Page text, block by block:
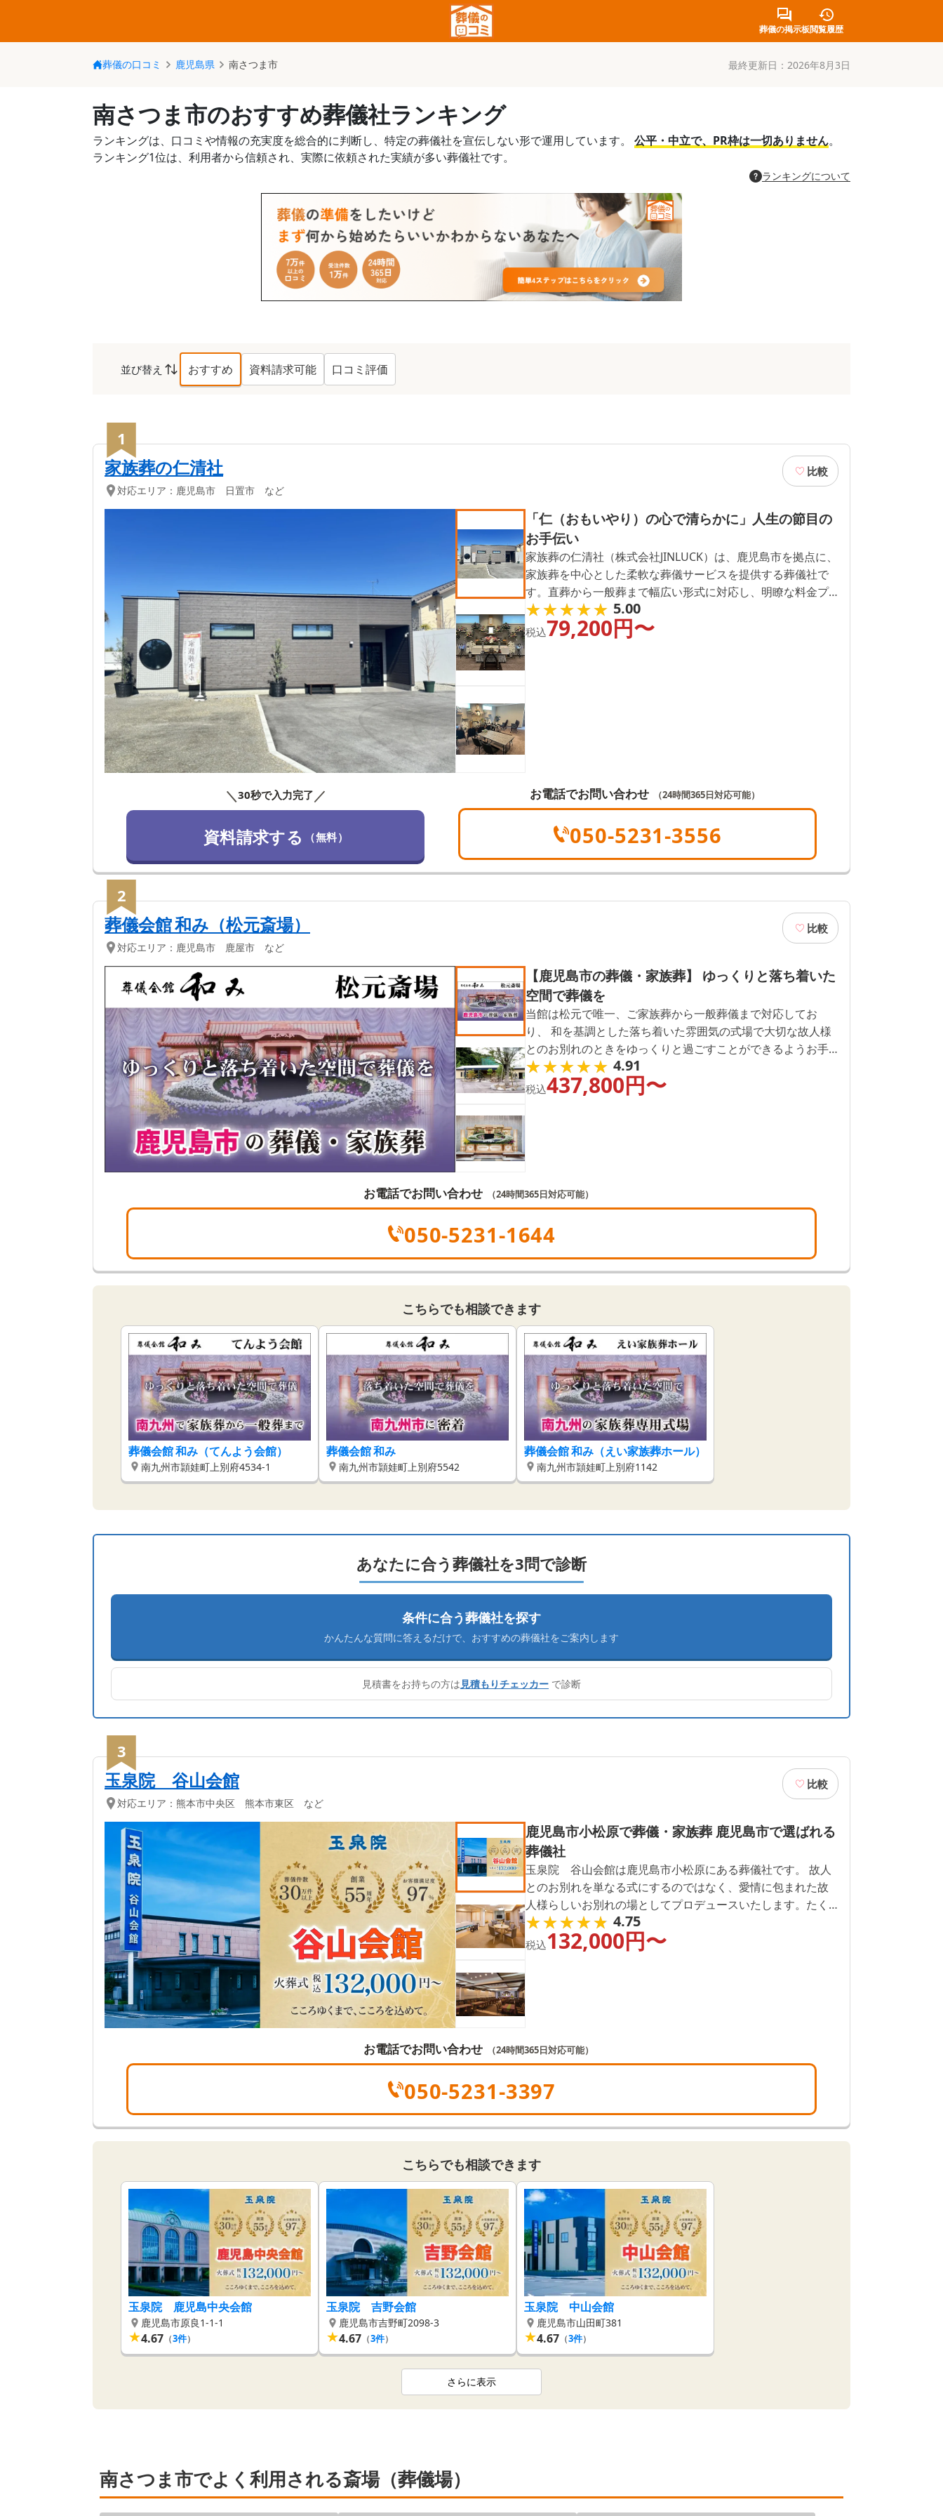
葬儀の掲示板閲覧履歴
葬儀の口コミ 鹿児島県 南さつま市 最終更新日： 2026年8月3日
南さつま市のおすすめ葬儀社ランキング
ランキングは、口コミや情報の充実度を総合的に判断し、特定の葬儀社を宣伝しない形で運用しています。 公平・中立で、PR枠は一切ありません。
ランキング1位は、利用者から信頼され、実際に依頼された実績が多い葬儀社です。
ランキングについて
並び替え おすすめ 資料請求可能 口コミ評価
南さつま市
1
家族葬の仁清社
対応エリア： 鹿児島市 日置市 など
比較
「仁（おもいやり）の心で清らかに」人生の節目の
お手伝い
家族葬の仁清社（株式会社JINLUCK）は、鹿児島市を拠点に、
家族葬を中心とした柔軟な葬儀サービスを提供する葬儀社で
す。直葬から一般葬まで幅広い形式に対応し、明瞭な料金プ
ランと分かりやすい説明で、初めて葬儀を検討する方にも安
心を届けています。24時間365日いつでも相談できる体制を整
★★★★★
★★★★★ 5.00
税込79,200円〜
＼ 30秒で入力完了 ／
資料請求する （無料）
お電話でお問い合わせ （24時間365日対応可能）
050-5231-3556
2
葬儀会館 和み（松元斎場）
対応エリア： 鹿児島市 鹿屋市 など
比較
【鹿児島市の葬儀・家族葬】 ゆっくりと落ち着いた
空間で葬儀を
当館は松元で唯一、ご家族葬から一般葬儀まで対応してお
り、 和を基調とした落ち着いた雰囲気の式場で大切な故人様
とのお別れのときをゆっくりと過ごすことができるようお手
伝いをさせていただいております。事前相談・事前見積も承
っておりますのでぜひお問い合わせください。
★★★★★
★★★★★ 4.91
税込437,800円〜
お電話でお問い合わせ （24時間365日対応可能）
050-5231-1644
こちらでも相談できます
葬儀会館 和み（てんよう会館）
南九州市頴娃町上別府4534-1
葬儀会館 和み
南九州市頴娃町上別府5542
葬儀会館 和み（えい家族葬ホール）
南九州市頴娃町上別府1142
あなたに合う葬儀社を3問で診断
条件に合う葬儀社を探す
かんたんな質問に答えるだけで、 おすすめの葬儀社をご案内します
見積書をお持ちの方は 見積もりチェッカー で診断
3
玉泉院 谷山会館
対応エリア： 熊本市中央区 熊本市東区 など
比較
鹿児島市小松原で葬儀・家族葬 鹿児島市で選ばれる
葬儀社
玉泉院 谷山会館は鹿児島市小松原にある葬儀社です。 故人
とのお別れを単なる式にするのではなく、愛情に包まれた故
人様らしいお別れの場としてプロデュースいたします。たく
さんの思い出の中から素敵な写真を選んで、似合うお花を飾
って、故人様のことを思って食で安らぎ、一生懸命お手伝い
★★★★★
★★★★★ 4.75
税込132,000円〜
お電話でお問い合わせ （24時間365日対応可能）
050-5231-3397
こちらでも相談できます
玉泉院 鹿児島中央会館
鹿児島市原良1-1-1
★4.67 （3件）
玉泉院 吉野会館
鹿児島市吉野町2098-3
★4.67 （3件）
玉泉院 中山会館
鹿児島市山田町381
★4.67 （3件）
さらに表示
南さつま市でよく利用される斎場（葬儀場）